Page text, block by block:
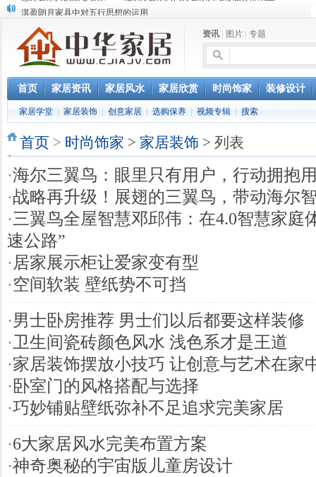
淇盈朗月家具中对五行思想的运用
还是“海尔冰箱造”!IEC国际保鲜标准再版
怎样用家具布置出好的办公室风水
您办公家具的贴心管家——北京办公家具网办公家具维修服务部成立
资讯 图片 专题
首页 家居资讯 家居风水 家居欣赏 时尚饰家 装修设计
家居学堂 家居装饰 创意家居 选购保养 视频专辑 搜索
首页 > 时尚饰家 > 家居装饰 > 列表
·海尔三翼鸟：眼里只有用户，行动拥抱
·战略再升级！展翅的三翼鸟，带动海尔
·三翼鸟全屋智慧邓邱伟：在4.0智慧家庭
速公路”
·居家展示柜让爱家变有型
·空间软装 壁纸势不可挡
·男士卧房推荐 男士们以后都要这样装修
·卫生间瓷砖颜色风水 浅色系才是王道
·家居装饰摆放小技巧 让创意与艺术在家
·卧室门的风格搭配与选择
·巧妙铺贴壁纸弥补不足追求完美家居
·6大家居风水完美布置方案
·神奇奥秘的宇宙版儿童房设计